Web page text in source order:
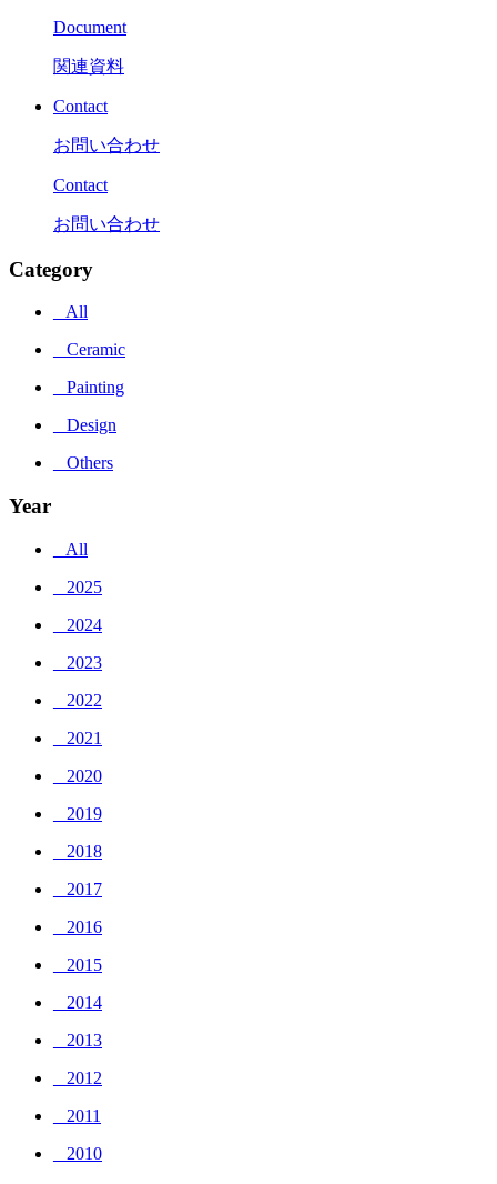
Document
関連資料
Contact
お問い合わせ
Contact
お問い合わせ
Category
_ All
_ Ceramic
_ Painting
_ Design
_ Others
Year
_ All
_ 2025
_ 2024
_ 2023
_ 2022
_ 2021
_ 2020
_ 2019
_ 2018
_ 2017
_ 2016
_ 2015
_ 2014
_ 2013
_ 2012
_ 2011
_ 2010